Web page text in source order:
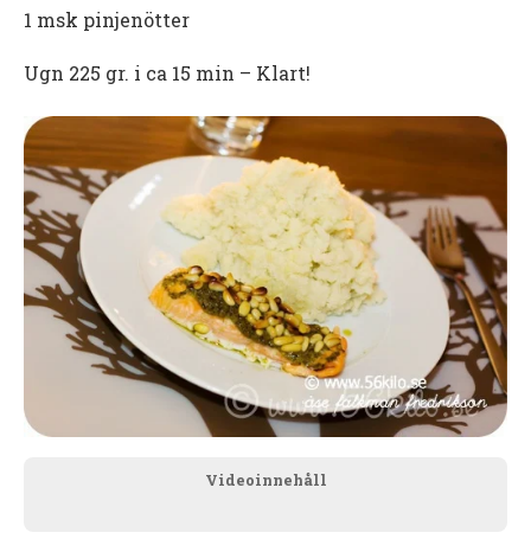
1 msk pinjenötter
Ugn 225 gr. i ca 15 min – Klart!
Videoinnehåll